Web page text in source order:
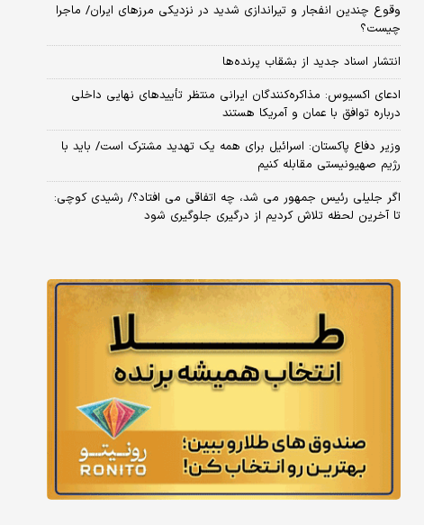
وقوع چندین انفجار و تیراندازی شدید در نزدیکی مرز‌های ایران/ ماجرا
چیست؟
انتشار اسناد جدید از بشقاب پرنده‌ها
ادعای اکسیوس: مذاکره‌کنندگان ایرانی منتظر تأییدهای نهایی داخلی
درباره توافق با عمان و آمریکا هستند
وزیر دفاع پاکستان: اسرائیل برای همه یک تهدید مشترک است/ باید با
رژیم صهیونیستی مقابله کنیم
اگر جلیلی رئیس جمهور می شد، چه اتفاقی می افتاد؟/ رشیدی کوچی:
تا آخرین لحظه تلاش کردیم از درگیری جلوگیری شود